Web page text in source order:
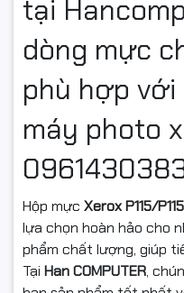
tại
dòng mực
phù hợp với
máy photo
Hộp mực Xerox P115/
lựa chọn hoàn hảo cho
phẩm chất lượng, giúp
Tại HanCOMPUTER,
Thông tin sản phẩm
Tên sản
Hộp mực Xerox
hãng:
CT202137
Số lượng
trang in:
1.500 bản
phủ mực 5%
Màu mực: Đen